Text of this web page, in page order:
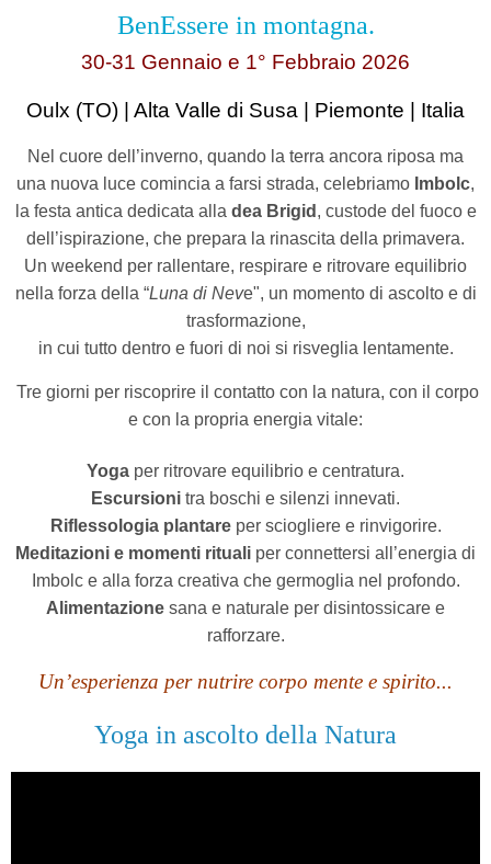
BenEssere in montagna.
30-31 Gennaio e 1° Febbraio 2026
Oulx (TO) | Alta Valle di Susa | Piemonte | Italia
Nel cuore dell’inverno, quando la terra ancora riposa ma
una nuova luce comincia a farsi strada, celebriamo Imbolc,
la festa antica dedicata alla dea Brigid , custode del fuoco e
dell’ispirazione, che prepara la rinascita della primavera.
Un weekend per rallentare, respirare e ritrovare equilibrio
nella forza della “Luna di Neve", un momento di ascolto e di
trasformazione,
in cui tutto dentro e fuori di noi si risveglia lentamente.
Tre giorni per riscoprire il contatto con la natura, con il corpo
e con la propria energia vitale:
Yoga per ritrovare equilibrio e centratura.
Escursioni tra boschi e silenzi innevati.
Riflessologia plantareper sciogliere e rinvigorire.
Meditazioni e momenti rituali per connettersi all’energia di
Imbolc e alla forza creativa che germoglia nel profondo.
Alimentazione sana e naturale per disintossicare e
rafforzare.
Un’esperienza per nutrire corpo mente e spirito...
Yoga in ascolto della Natura